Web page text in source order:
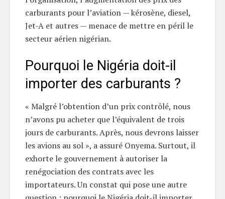
carburants pour l’aviation — kérosène, diesel,
Jet-A et autres — menace de mettre en péril le
secteur aérien nigérian.
Pourquoi le Nigéria doit-il
importer des carburants ?
« Malgré l’obtention d’un prix contrôlé, nous
n’avons pu acheter que l’équivalent de trois
jours de carburants. Après, nous devrons laisser
les avions au sol », a assuré Onyema. Surtout, il
exhorte le gouvernement à autoriser la
renégociation des contrats avec les
importateurs. Un constat qui pose une autre